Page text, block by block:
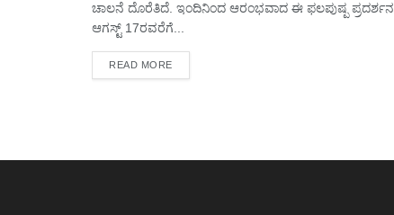
ಚಾಲನೆ ದೊರೆತಿದೆ. ಇಂದಿನಿಂದ ಆರಂಭವಾದ ಈ ಫಲಪುಷ್ಪ ಪ್ರದರ್ಶನ
ಆಗಸ್ಟ್ 17ರವರೆಗೆ...
READ MOREDETAILS